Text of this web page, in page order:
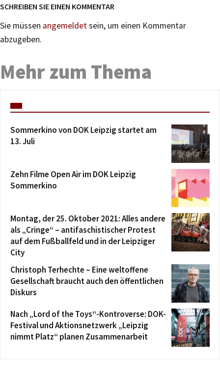
SCHREIBEN SIE EINEN KOMMENTAR
Sie müssen angemeldetsein, um einen Kommentar
abzugeben.
Mehr zum Thema
Sommerkino von DOK Leipzig startet am
13. Juli
Zehn Filme Open Air im DOK Leipzig
Sommerkino
Montag, der 25. Oktober 2021: Alles andere
als „Cringe“ – antifaschistischer Protest
auf dem Fußballfeld und in der Leipziger
City
Christoph Terhechte – Eine weltoffene
Gesellschaft braucht auch den öffentlichen
Diskurs
Nach „Lord of the Toys“-Kontroverse: DOK-
Festival und Aktionsnetzwerk „Leipzig
nimmt Platz“ planen Zusammenarbeit